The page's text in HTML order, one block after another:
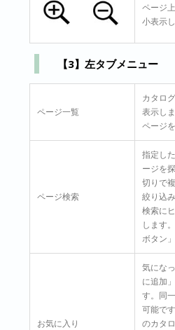
ページ
小表示し
【3】左タブメニュー
ページ一覧
カタロ
表示し
ページ
ページ検索
指定し
ージを
切りで
絞り込
検索に
します
ボタン
お気に入り
気にな
に追加
す。同
可能で
のカタ